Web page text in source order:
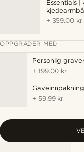
Essentials
+359.00 kr
OPPGRADER MED
Personlig
+199.00 kr
Gaveinnpakning
+ 59.99 kr